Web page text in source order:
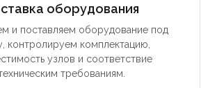
оборудования
и поставляем оборудование под
контролируем комплектацию,
узлов и соответствие
требованиям.